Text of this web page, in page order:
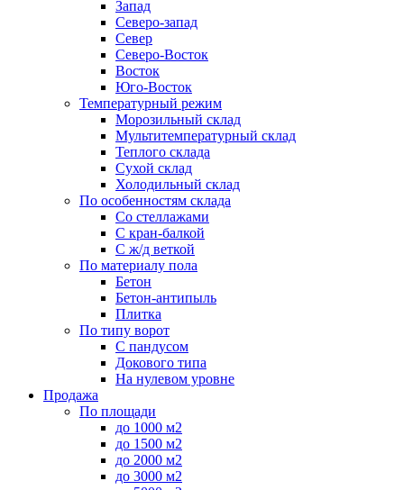
Запад
Северо-запад
Север
Северо-Восток
Восток
Юго-Восток
Температурный режим
Морозильный склад
Мультитемпературный склад
Теплого склада
Сухой склад
Холодильный склад
По особенностям склада
Со стеллажами
С кран-балкой
С ж/д веткой
По материалу пола
Бетон
Бетон-антипыль
Плитка
По типу ворот
С пандусом
Докового типа
На нулевом уровне
Продажа
По площади
до 1000 м2
до 1500 м2
до 2000 м2
до 3000 м2